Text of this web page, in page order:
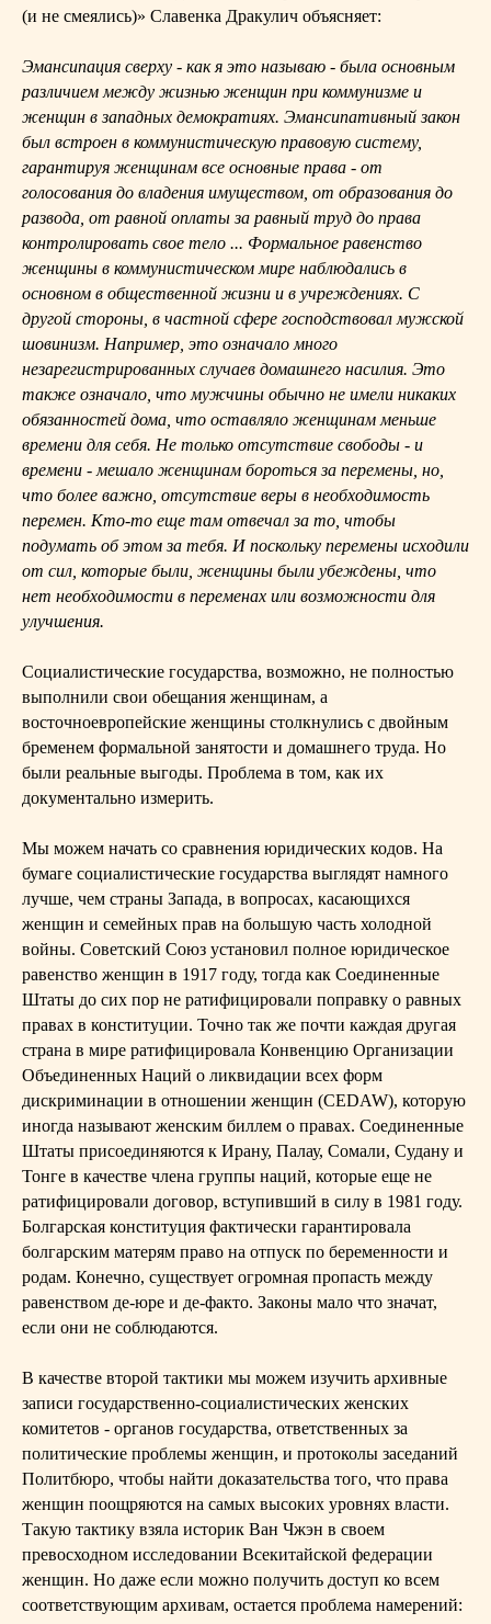
(и не смеялись)» Славенка Дракулич объясняет:
Эмансипация сверху - как я это называю - была основным
различием между жизнью женщин при коммунизме и
женщин в западных демократиях. Эмансипативный закон
был встроен в коммунистическую правовую систему,
гарантируя женщинам все основные права - от
голосования до владения имуществом, от образования до
развода, от равной оплаты за равный труд до права
контролировать свое тело ... Формальное равенство
женщины в коммунистическом мире наблюдались в
основном в общественной жизни и в учреждениях. С
другой стороны, в частной сфере господствовал мужской
шовинизм. Например, это означало много
незарегистрированных случаев домашнего насилия. Это
также означало, что мужчины обычно не имели никаких
обязанностей дома, что оставляло женщинам меньше
времени для себя. Не только отсутствие свободы - и
времени - мешало женщинам бороться за перемены, но,
что более важно, отсутствие веры в необходимость
перемен. Кто-то еще там отвечал за то, чтобы
подумать об этом за тебя. И поскольку перемены исходили
от сил, которые были, женщины были убеждены, что
нет необходимости в переменах или возможности для
улучшения.
Социалистические государства, возможно, не полностью
выполнили свои обещания женщинам, а
восточноевропейские женщины столкнулись с двойным
бременем формальной занятости и домашнего труда. Но
были реальные выгоды. Проблема в том, как их
документально измерить.
Мы можем начать со сравнения юридических кодов. На
бумаге социалистические государства выглядят намного
лучше, чем страны Запада, в вопросах, касающихся
женщин и семейных прав на большую часть холодной
войны. Советский Союз установил полное юридическое
равенство женщин в 1917 году, тогда как Соединенные
Штаты до сих пор не ратифицировали поправку о равных
правах в конституции. Точно так же почти каждая другая
страна в мире ратифицировала Конвенцию Организации
Объединенных Наций о ликвидации всех форм
дискриминации в отношении женщин (CEDAW), которую
иногда называют женским биллем о правах. Соединенные
Штаты присоединяются к Ирану, Палау, Сомали, Судану и
Тонге в качестве члена группы наций, которые еще не
ратифицировали договор, вступивший в силу в 1981 году.
Болгарская конституция фактически гарантировала
болгарским матерям право на отпуск по беременности и
родам. Конечно, существует огромная пропасть между
равенством де-юре и де-факто. Законы мало что значат,
если они не соблюдаются.
В качестве второй тактики мы можем изучить архивные
записи государственно-социалистических женских
комитетов - органов государства, ответственных за
политические проблемы женщин, и протоколы заседаний
Политбюро, чтобы найти доказательства того, что права
женщин поощряются на самых высоких уровнях власти.
Такую тактику взяла историк Ван Чжэн в своем
превосходном исследовании Всекитайской федерации
женщин. Но даже если можно получить доступ ко всем
соответствующим архивам, остается проблема намерений: